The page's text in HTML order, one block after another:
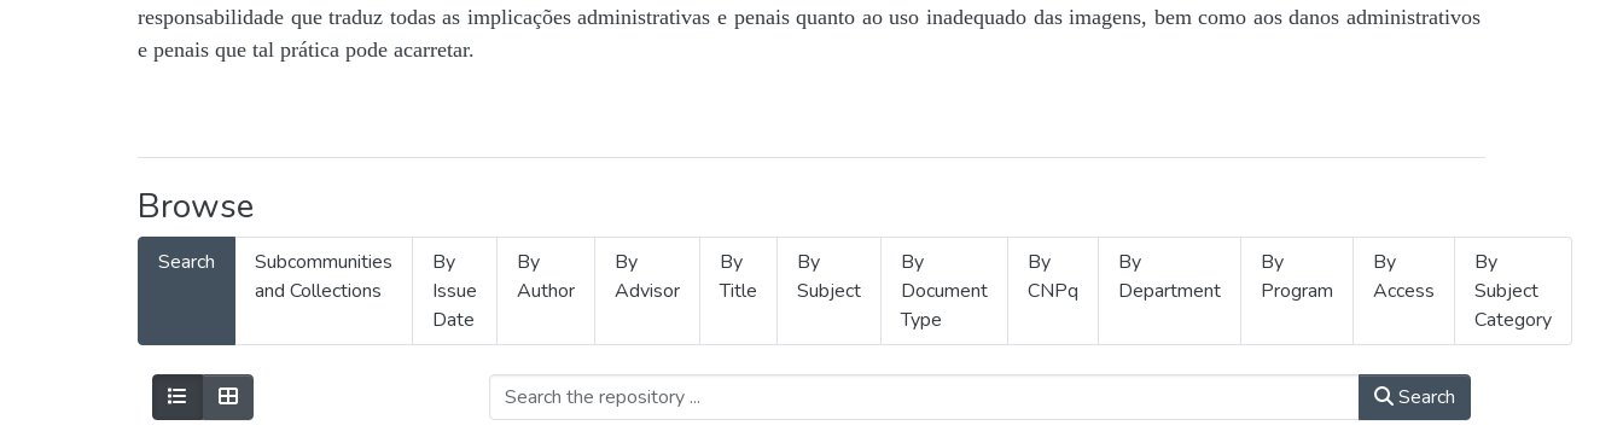
responsabilidade que traduz todas as implicações administrativas e penais quanto ao uso inadequado das imagens, bem como aos danos administrativos
e penais que tal prática pode acarretar.
Browse
Search
Subcommunities
and Collections
By
Issue
Date
By
Author
By
Advisor
By
Title
By
Subject
By
Document
Type
By
CNPq
By
Department
By
Program
By
Access
By
Subject
Category
Search